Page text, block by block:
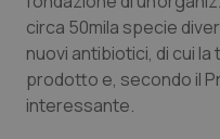
Veneto
Oncoematologia
Oncologia &
circa 50mila specie
nuovi antibiotici, di cui la
prodotto e, secondo il
interessante.